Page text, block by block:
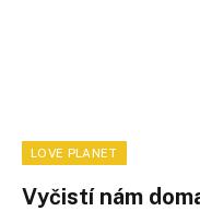
LOVE PLANET
Vyčistí nám